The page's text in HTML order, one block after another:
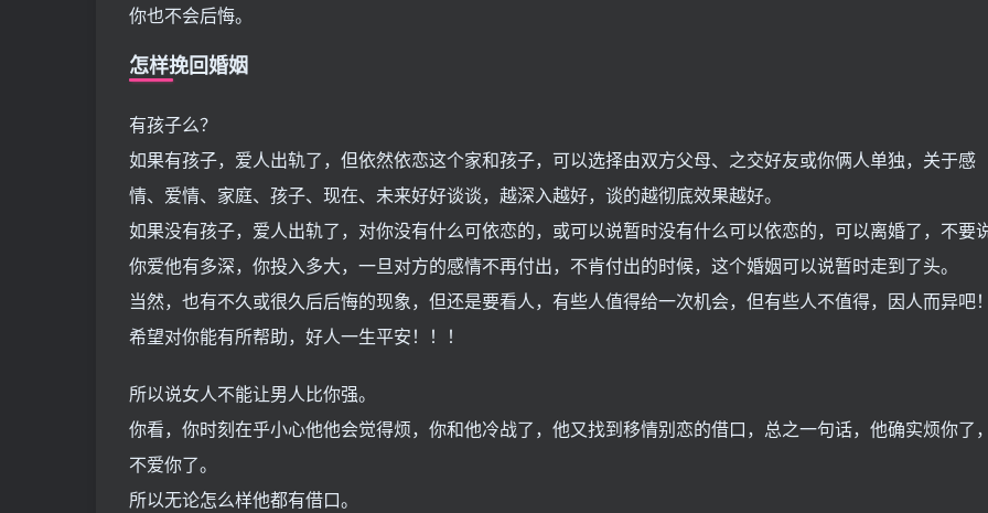
你也不会后悔。
怎样挽回婚姻
有孩子么？
如果有孩子，爱人出轨了，但依然依恋这个家和孩子，可以选择由双方父母、之交好友或你俩人单独，关于感
情、爱情、家庭、孩子、现在、未来好好谈谈，越深入越好，谈的越彻底效果越好。
如果没有孩子，爱人出轨了，对你没有什么可依恋的，或可以说暂时没有什么可以依恋的，可以离婚了，不要
你爱他有多深，你投入多大，一旦对方的感情不再付出，不肯付出的时候，这个婚姻可以说暂时走到了头。
当然，也有不久或很久后后悔的现象，但还是要看人，有些人值得给一次机会，但有些人不值得，因人而异吧！
希望对你能有所帮助，好人一生平安！！！
所以说女人不能让男人比你强。
你看，你时刻在乎小心他他会觉得烦，你和他冷战了，他又找到移情别恋的借口，总之一句话，他确实烦你了，
不爱你了。
所以无论怎么样他都有借口。